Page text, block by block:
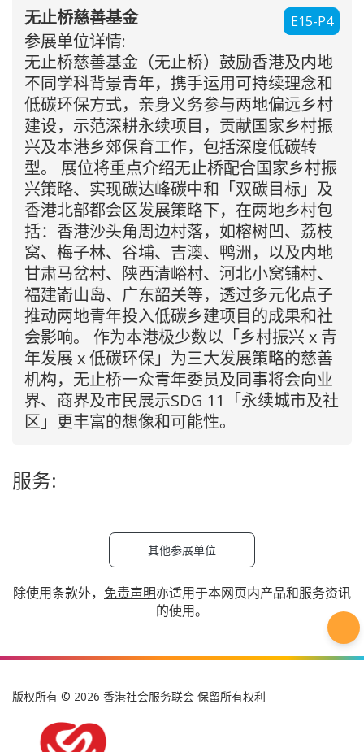
E15-P4
无止桥慈善基金
参展单位详情:
无止桥慈善基金（无止桥）鼓励香港及内地
不同学科背景青年，携手运用可持续理念和
低碳环保方式，亲身义务参与两地偏远乡村
建设，示范深耕永续项目，贡献国家乡村振
兴及本港乡郊保育工作，包括深度低碳转
型。 展位将重点介绍无止桥配合国家乡村振
兴策略、实现碳达峰碳中和「双碳目标」及
香港北部都会区发展策略下，在两地乡村包
括：香港沙头角周边村落，如榕树凹、荔枝
窝、梅子林、谷埔、吉澳、鸭洲，以及内地
甘肃马岔村、陕西清峪村、河北小窝铺村、
福建嵛山岛、广东韶关等，透过多元化点子
推动两地青年投入低碳乡建项目的成果和社
会影响。 作为本港极少数以「乡村振兴 x 青
年发展 x 低碳环保」为三大发展策略的慈善
机构，无止桥一众青年委员及同事将会向业
界、商界及市民展示SDG 11「永续城市及社
区」更丰富的想像和可能性。
服务:
其他参展单位
除使用条款外， 免责声明亦适用于本网页内产品和服务资讯
的使用。
版权所有 © 2026 香港社会服务联会 保留所有权利